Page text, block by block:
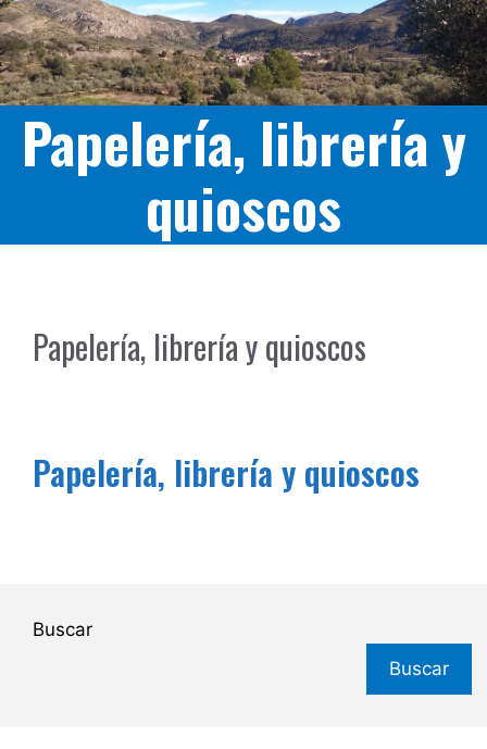
Papelería, librería y
quioscos
Papelería, librería y quioscos
Papelería, librería y quioscos
Buscar
Buscar